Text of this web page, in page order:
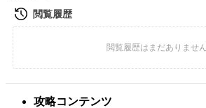
攻略コンテンツ